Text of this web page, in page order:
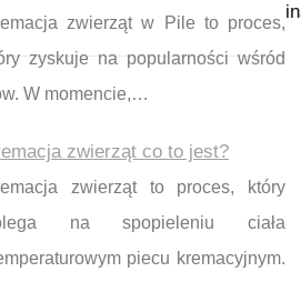
zwierząt w Pile to proces,
zyskuje na popularności wśród
W momencie,…
zwierząt co to jest?
zwierząt to proces, który
na spopieleniu ciała
piecu kremacyjnym.